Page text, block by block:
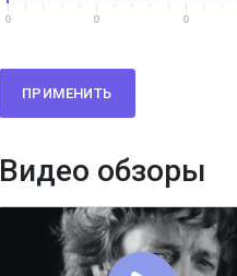
0 0 0
ПРИМЕНИТЬ
Видео обзоры